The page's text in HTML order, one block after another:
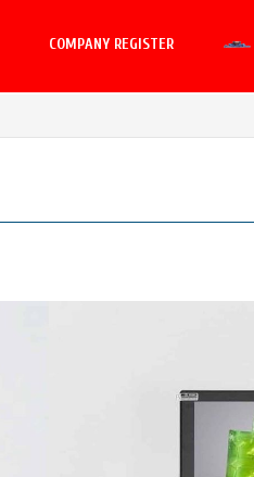
COMPANY REGISTER